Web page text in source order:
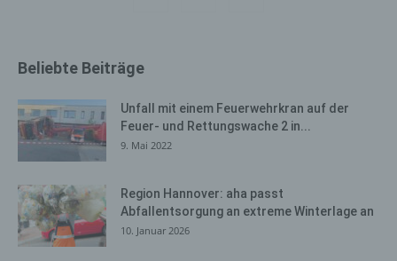
Beliebte Beiträge
Unfall mit einem Feuerwehrkran auf der
Feuer- und Rettungswache 2 in...
9. Mai 2022
Region Hannover: aha passt
Abfallentsorgung an extreme Winterlage an
10. Januar 2026
Internetseite, von welcher ein zugreifendes System auf
die Unterwebseiten, welche über ein zugreifendes
System auf unserer Internetseite angesteuert werden,
(5) das Datum und die Uhrzeit eines Zugriffs auf die
Internetseite, (6) eine Internet-Protokoll-Adresse (IP-
Adresse), (7) der Internet-Service-Provider des
zugreifenden Systems und (8) sonstige ähnliche Daten
und Informationen, die der Gefahrenabwehr im Falle von
Angriffen auf unsere informationstechnologischen